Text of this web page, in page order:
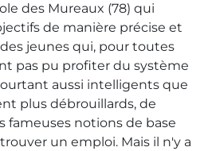
des Mureaux (78) qui
de manière précise et
jeunes qui, pour toutes
pas pu profiter du système
aussi intelligents que
plus débrouillards, de
fameuses notions de base
un emploi. Mais il n'y a